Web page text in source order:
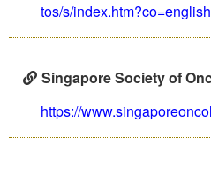
tos/s/index.htm?co=english
Singapore Society of
https://